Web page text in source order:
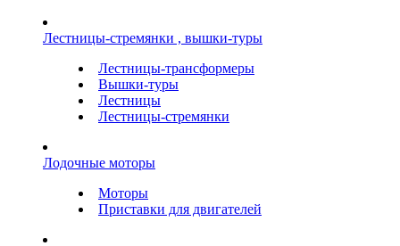
Лестницы-стремянки , вышки-туры
Лестницы-трансформеры
Вышки-туры
Лестницы
Лестницы-стремянки
Лодочные моторы
Моторы
Приставки для двигателей